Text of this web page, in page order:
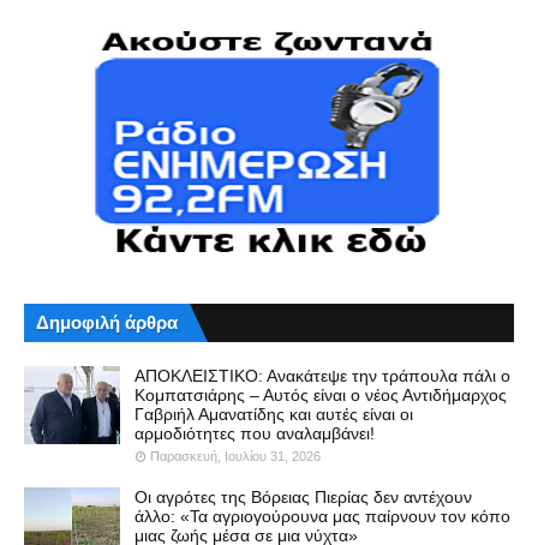
Δημοφιλή άρθρα
ΑΠΟΚΛΕΙΣΤΙΚΟ: Ανακάτεψε την τράπουλα πάλι ο
Κομπατσιάρης – Αυτός είναι ο νέος Αντιδήμαρχος
Γαβριήλ Αμανατίδης και αυτές είναι οι
αρμοδιότητες που αναλαμβάνει!
Παρασκευή, Ιουλίου 31, 2026
Οι αγρότες της Βόρειας Πιερίας δεν αντέχουν
άλλο: «Τα αγριογούρουνα μας παίρνουν τον κόπο
μιας ζωής μέσα σε μια νύχτα»